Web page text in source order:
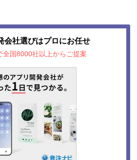
会社選びはプロにお任せ
全国8000社以上からご提案